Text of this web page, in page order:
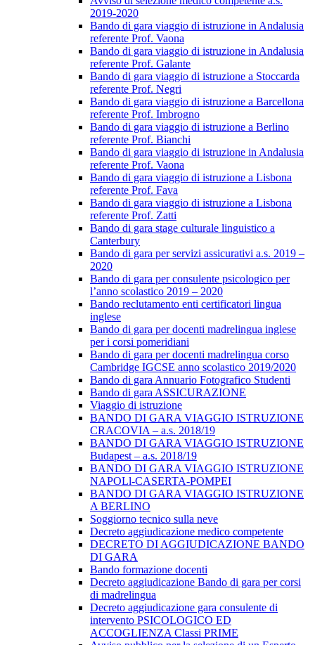
2019-2020
Bando di gara viaggio di istruzione in Andalusia
referente Prof. Vaona
Bando di gara viaggio di istruzione in Andalusia
referente Prof. Galante
Bando di gara viaggio di istruzione a Stoccarda
referente Prof. Negri
Bando di gara viaggio di istruzione a Barcellona
referente Prof. Imbrogno
Bando di gara viaggio di istruzione a Berlino
referente Prof. Bianchi
Bando di gara viaggio di istruzione in Andalusia
referente Prof. Vaona
Bando di gara viaggio di istruzione a Lisbona
referente Prof. Fava
Bando di gara viaggio di istruzione a Lisbona
referente Prof. Zatti
Bando di gara stage culturale linguistico a
Canterbury
Bando di gara per servizi assicurativi a.s. 2019 –
2020
Bando di gara per consulente psicologico per
l’anno scolastico 2019 – 2020
Bando reclutamento enti certificatori lingua
inglese
Bando di gara per docenti madrelingua inglese
per i corsi pomeridiani
Bando di gara per docenti madrelingua corso
Cambridge IGCSE anno scolastico 2019/2020
Bando di gara Annuario Fotografico Studenti
Bando di gara ASSICURAZIONE
Viaggio di istruzione
BANDO DI GARA VIAGGIO ISTRUZIONE
CRACOVIA – a.s. 2018/19
BANDO DI GARA VIAGGIO ISTRUZIONE
Budapest – a.s. 2018/19
BANDO DI GARA VIAGGIO ISTRUZIONE
NAPOLl-CASERTA-POMPEI
BANDO DI GARA VIAGGIO ISTRUZIONE
A BERLINO
Soggiorno tecnico sulla neve
Decreto aggiudicazione medico competente
DECRETO DI AGGIUDICAZIONE BANDO
DI GARA
Bando formazione docenti
Decreto aggiudicazione Bando di gara per corsi
di madrelingua
Decreto aggiudicazione gara consulente di
intervento PSICOLOGICO ED
ACCOGLIENZA Classi PRIME